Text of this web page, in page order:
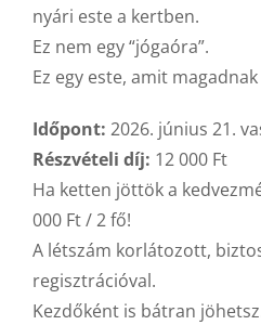
nyári este a kertben.
Ez nem egy “jógaóra”.
Ez egy este, amit
Időpont: 2026. június 21.
Részvételi díj: 12 000 Ft
Ha ketten jöttök a
000 Ft / 2 fő!
A létszám korlátozott,
regisztrációval.
Kezdőként is bátran